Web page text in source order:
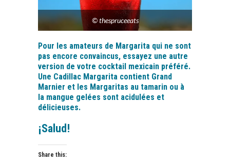
© thespruceeats
Pour les amateurs de Margarita qui ne sont
pas encore convaincus, essayez une autre
version de votre cocktail mexicain préféré.
Une Cadillac Margarita contient Grand
Marnier et les Margaritas au tamarin ou à
la mangue gelées sont acidulées et
délicieuses.
¡Salud!
Share this: